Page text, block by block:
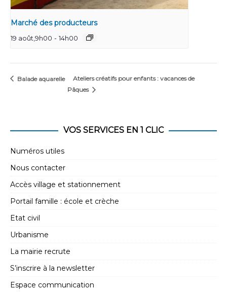
Marché des producteurs
19 août,9h00 - 14h00
Balade aquarelle
Ateliers créatifs pour enfants : vacances de
Pâques
VOS SERVICES EN 1 CLIC
Numéros utiles
Nous contacter
Accès village et stationnement
Portail famille : école et crèche
Etat civil
Urbanisme
La mairie recrute
S’inscrire à la newsletter
Espace communication